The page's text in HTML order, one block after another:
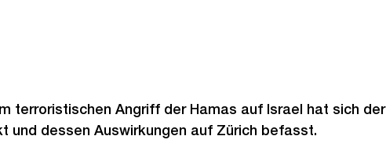
terroristischen Angriff der Hamas auf Israel hat sich der
und dessen Auswirkungen auf Zürich befasst.